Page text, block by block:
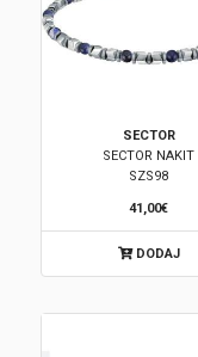
Loyalty Club
Swiss🇨🇭
Satovi
SECTOR
SECTOR NAKIT
SZS98
41,00€
DODAJ